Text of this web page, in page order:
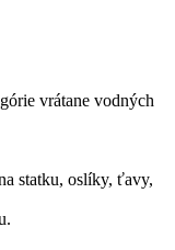
vrátane vodných
statku, oslíky, ťavy,